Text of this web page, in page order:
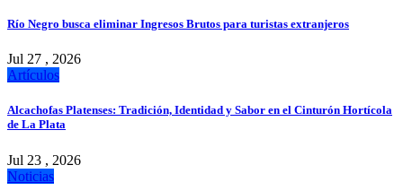
Río Negro busca eliminar Ingresos Brutos para turistas extranjeros
Jul 27 , 2026
Artículos
Alcachofas Platenses: Tradición, Identidad y Sabor en el Cinturón Hortícola
de La Plata
Jul 23 , 2026
Noticias